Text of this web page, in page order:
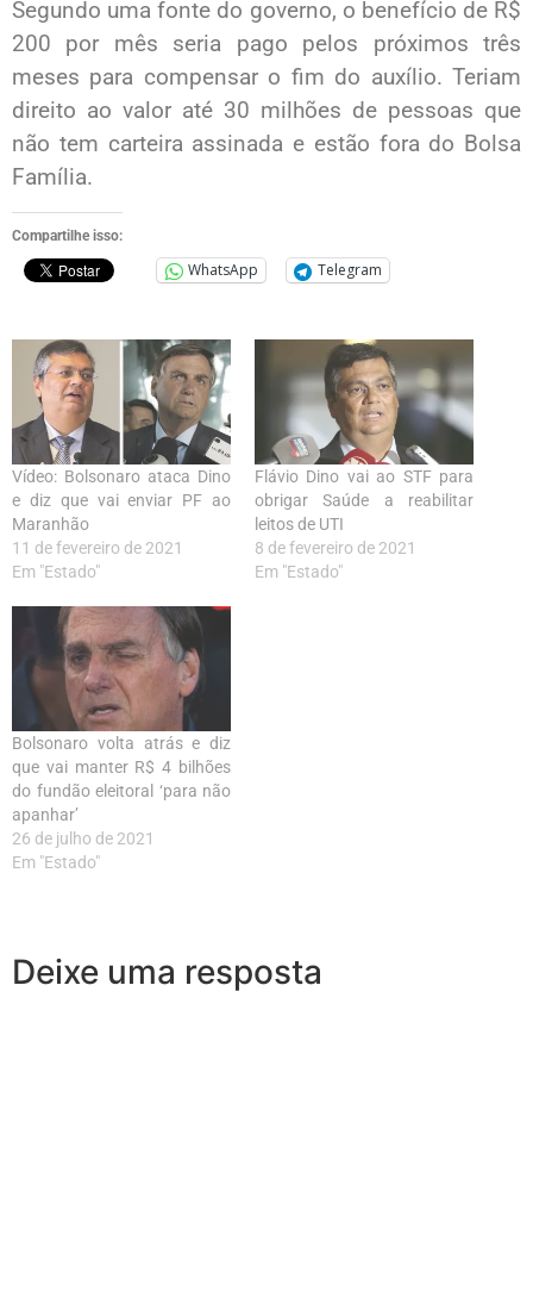
Segundo uma fonte do governo, o benefício de R$
200 por mês seria pago pelos próximos três
meses para compensar o fim do auxílio. Teriam
direito ao valor até 30 milhões de pessoas que
não tem carteira assinada e estão fora do Bolsa
Família.
Compartilhe isso:
WhatsApp Telegram
Vídeo: Bolsonaro ataca Dino
e diz que vai enviar PF ao
Maranhão
11 de fevereiro de 2021
Em "Estado"
Flávio Dino vai ao STF para
obrigar Saúde a reabilitar
leitos de UTI
8 de fevereiro de 2021
Em "Estado"
Bolsonaro volta atrás e diz
que vai manter R$ 4 bilhões
do fundão eleitoral ‘para não
apanhar’
26 de julho de 2021
Em "Estado"
Deixe uma resposta